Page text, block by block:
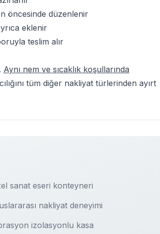
öncesinde düzenlenir
eklenir
teslim alır
Aynı nem ve sıcaklık koşullarında
tüm diğer nakliyat türlerinden ayırt
sanat eseri konteyneri
nakliyat deneyimi
izolasyonlu kasa